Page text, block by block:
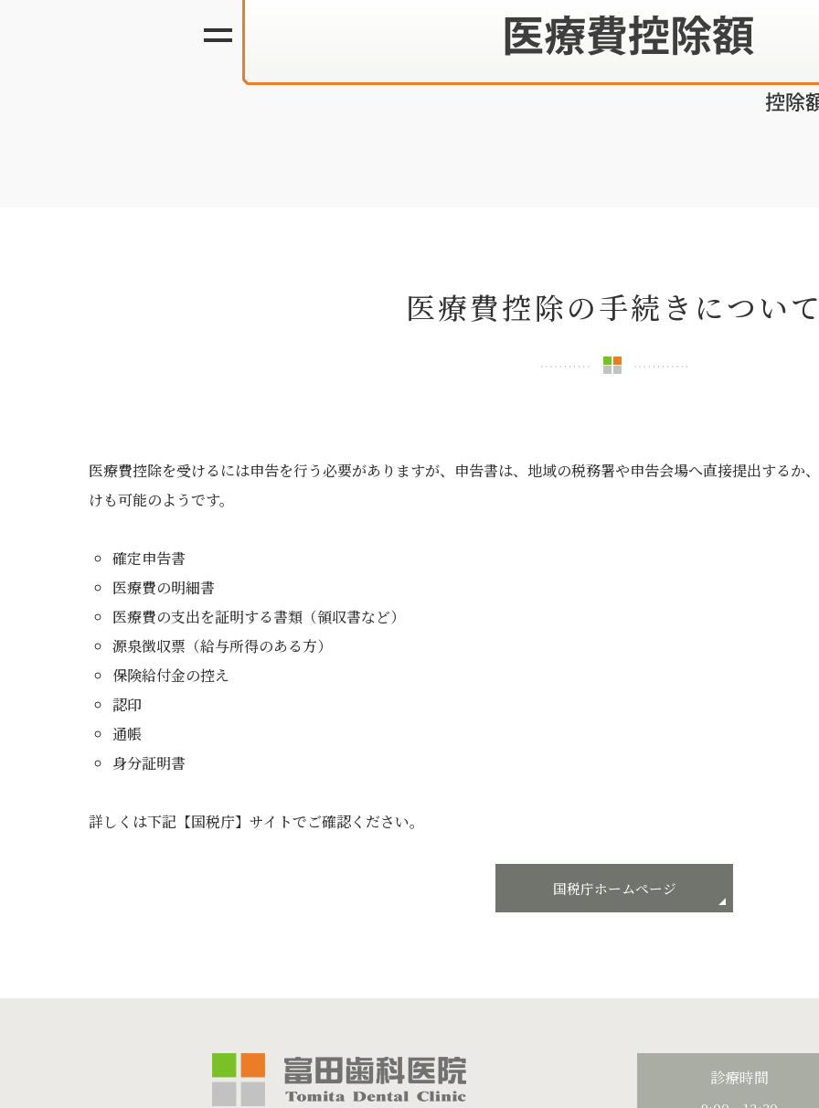
医療費控除の手続きについ
医療費控除を受けるには申告を行う必要がありますが、申告書は、地域の税務署や申告会場へ直接提出するか
けも可能のようです。
確定申告書
医療費の明細書
医療費の支出を証明する書類（領収書など）
源泉徴収票（給与所得のある方）
保険給付金の控え
認印
通帳
身分証明書
詳しくは下記【国税庁】サイトでご確認ください。
国税庁ホームページ
診療時間